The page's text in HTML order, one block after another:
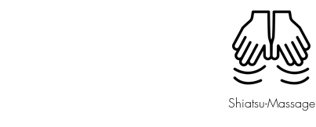
Shiatsu-Massage